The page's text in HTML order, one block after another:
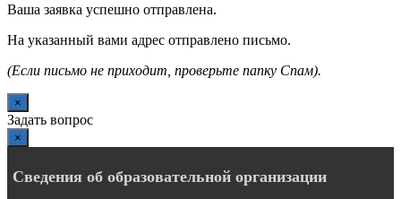
Ваша заявка успешно отправлена.
На указанный вами адрес отправлено письмо.
(Если письмо не приходит, проверьте папку Спам).
×
Задать вопрос
×
Сведения об образовательной организации